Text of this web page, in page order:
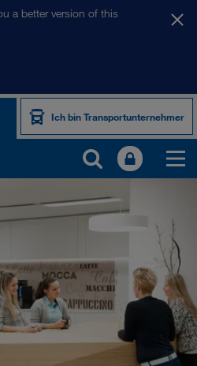
a better version of this
Ich bin Transportunternehmer